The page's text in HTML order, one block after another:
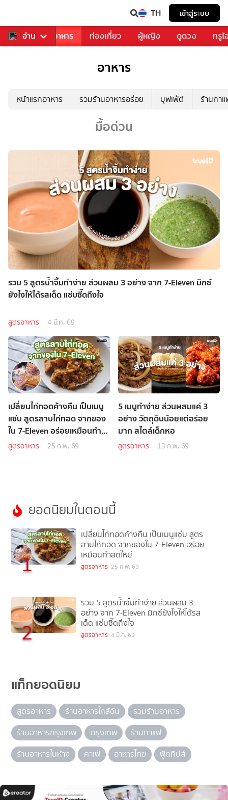
TH เข้าสู่ระบบ
อ่าน
การเพลง อาหาร ท่องเที่ยว ผู้หญิง ดูดวง ทรู
อาหาร
หน้าแรกอาหาร รวมร้านอาหารอร่อย บุฟเฟ่ต์ ร้านกา
มื้อด่วน
รวม 5 สูตรน้ำจิ้มทำง่าย ส่วนผสม 3 อย่าง จาก 7-Eleven มิกซ์
ยังไงให้ได้รสเด็ด แซ่บซี๊ดถึงใจ
สูตรอาหาร 4 มี.ค. 69
เปลี่ยนไก่ทอดค้างคืน เป็นเมนู
แซ่บ สูตรลาบไก่ทอด จากของ
ใน 7-Eleven อร่อยเหมือนทำ
สดใหม่
สูตรอาหาร 25 ก.พ. 69
5 เมนูทำง่าย ส่วนผสมแค่ 3
อย่าง วัตถุดิบน้อยแต่อร่อย
มาก สไตล์เด็กหอ
สูตรอาหาร 13 ก.พ. 69
ยอดนิยมในตอนนี้
1
เปลี่ยนไก่ทอดค้างคืน เป็นเมนูแซ่บ สูตร
ลาบไก่ทอด จากของใน 7-Eleven อร่อย
เหมือนทำสดใหม่
สูตรอาหาร 25 ก.พ. 69
2
รวม 5 สูตรน้ำจิ้มทำง่าย ส่วนผสม 3
อย่าง จาก 7-Eleven มิกซ์ยังไงให้ได้รส
เด็ด แซ่บซี๊ดถึงใจ
สูตรอาหาร 4 มี.ค. 69
แท็กยอดนิยม
สูตรอาหาร ร้านอาหารใกล้ฉัน
รวมร้านอาหาร
ร้านอาหารกรุงเทพ
กรุงเทพ
ร้านกาแฟ
ร้านอาหารในห้าง
คาเฟ่ อาหารไทย ฟู้ดทิปส์